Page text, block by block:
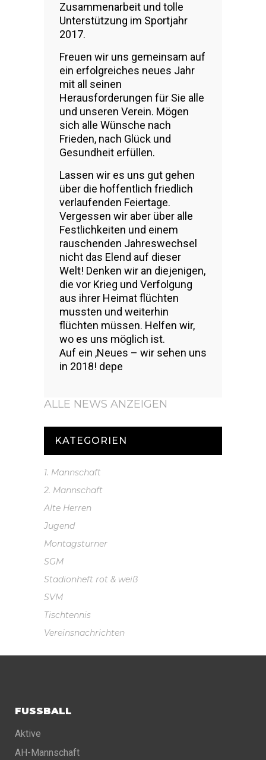
Zusammenarbeit und tolle
Unterstützung im Sportjahr
2017.
Freuen wir uns gemeinsam auf
ein erfolgreiches neues Jahr
mit all seinen
Herausforderungen für Sie alle
und unseren Verein. Mögen
sich alle Wünsche nach
Frieden, nach Glück und
Gesundheit erfüllen.
Lassen wir es uns gut gehen
über die hoffentlich friedlich
verlaufenden Feiertage.
Vergessen wir aber über alle
Festlichkeiten und einem
rauschenden Jahreswechsel
nicht das Elend auf dieser
Welt! Denken wir an diejenigen,
die vor Krieg und Verfolgung
aus ihrer Heimat flüchten
mussten und weiterhin
flüchten müssen. Helfen wir,
wo es uns möglich ist.
Auf ein ‚Neues – wir sehen uns
in 2018! depe
ALLE NEWS ANZEIGEN
KATEGORIEN
1. Mannschaft
2. Mannschaft
Alte Herren
Jugend
Montagsturner
SGM
Stadionheft rot & weiß
SVM
Tischtennis
Vereinsnachrichten
FUSSBALL
Aktive
AH-Mannschaft